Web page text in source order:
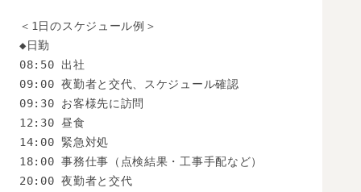
＜1日のスケジュール例＞
◆日勤
08:50 出社
09:00 夜勤者と交代、スケジュール確認
09:30 お客様先に訪問
12:30 昼食
14:00 緊急対処
18:00 事務仕事（点検結果・工事手配など）
20:00 夜勤者と交代